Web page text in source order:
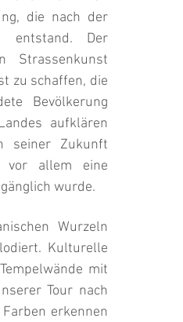
entstand. Der
Strassenkunst
zu schaffen, die
Bevölkerung
aufklären
seiner Zukunft
vor allem eine
wurde.
Wurzeln
Kulturelle
mit
erkennen